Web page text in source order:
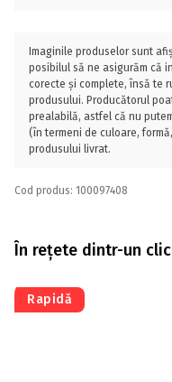
Imaginile produselor sunt
posibilul să ne asigurăm că
corecte și complete, însă te
produsului. Producătorul
prealabilă, astfel că nu
(în termeni de culoare,
produsului livrat.
Cod produs: 100097408
În rețete dintr-un
Rapidă